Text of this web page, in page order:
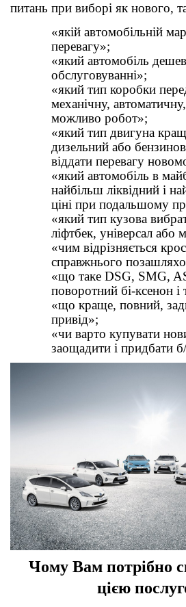
питань при виборі як нового,
«якій автомобільній
перевагу»;
«який автомобіль
обслуговуванні»;
«який тип коробки
механічну,
можливо робот»;
«який тип двигуна
дизельний або
віддати перевагу
«який автомобіль в
найбільш ліквідний і
ціні при подальшому
«який тип кузова
ліфтбек, універсал або
«чим відрізняється
справжнього
«що таке DSG, SMG,
поворотний бі-ксенон і
«що краще, повний,
привід»;
«чи варто купувати
заощадити і придбати
Чому Вам потрібно
цією